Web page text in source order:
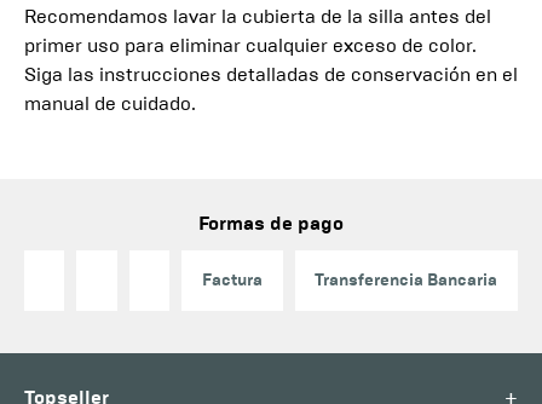
Recomendamos lavar la cubierta de la silla antes del
primer uso para eliminar cualquier exceso de color.
Siga las instrucciones detalladas de conservación en el
manual de cuidado.
Formas de pago
Factura Transferencia Bancaria
Topseller +